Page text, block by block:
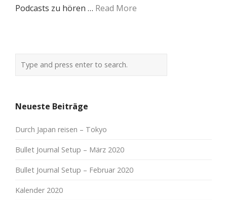
Podcasts zu hören … Read More
Neueste Beiträge
Durch Japan reisen – Tokyo
Bullet Journal Setup – März 2020
Bullet Journal Setup – Februar 2020
Kalender 2020